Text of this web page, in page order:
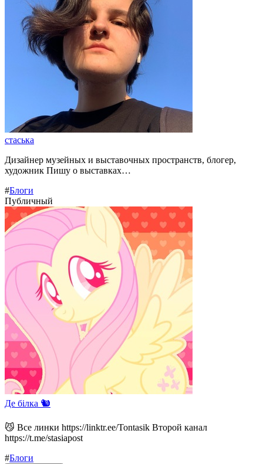
стаська
Дизайнер музейных и выставочных пространств, блогер,
художник Пишу о выставках…
#Блоги
Публичный
Де білка 🐿️
😼 Все линки https://linktr.ee/Tontasik Второй канал
https://t.me/stasiapost
#Блоги